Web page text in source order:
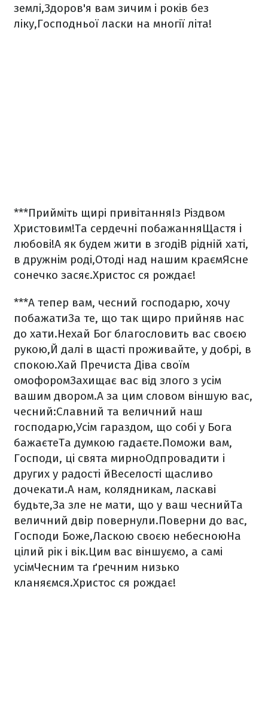
землі,Здоров'я вам зичим і років без
ліку,Господньої ласки на многії літа!
***Прийміть щирі привітанняІз Різдвом
Христовим!Та сердечні побажанняЩастя і
любові!А як будем жити в згодіВ рідній хаті,
в дружнім роді,Отоді над нашим краємЯсне
сонечко засяє.Христос ся рождає!
***А тепер вам, чесний господарю, хочу
побажатиЗа те, що так щиро прийняв нас
до хати.Нехай Бог благословить вас своєю
рукою,Й далі в щасті проживайте, у добрі, в
спокою.Хай Пречиста Діва своїм
омофоромЗахищає вас від злого з усім
вашим двором.А за цим словом віншую вас,
чесний:Славний та величний наш
господарю,Усім гараздом, що собі у Бога
бажаєтеТа думкою гадаєте.Поможи вам,
Господи, ці свята мирноОдпровадити і
других у радості йВеселості щасливо
дочекати.А нам, колядникам, ласкаві
будьте,За зле не мати, що у ваш чеснийТа
величний двір повернули.Поверни до вас,
Господи Боже,Ласкою своєю небесноюНа
цілий рік і вік.Цим вас віншуємо, а самі
усімЧесним та ґречним низько
кланяємся.Христос ся рождає!